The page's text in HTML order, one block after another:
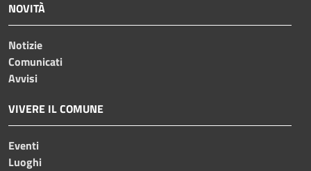
NOVITÀ
Notizie
Comunicati
Avvisi
VIVERE IL COMUNE
Eventi
Luoghi